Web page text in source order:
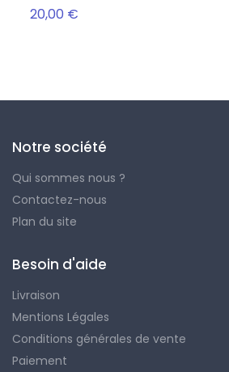
20,00 €
Notre société
Qui sommes nous ?
Contactez-nous
Plan du site
Besoin d'aide
Livraison
Mentions Légales
Conditions générales de vente
Paiement